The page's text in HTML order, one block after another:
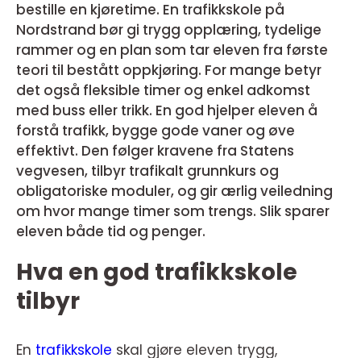
bestille en kjøretime. En trafikkskole på
Nordstrand bør gi trygg opplæring, tydelige
rammer og en plan som tar eleven fra første
teori til bestått oppkjøring. For mange betyr
det også fleksible timer og enkel adkomst
med buss eller trikk. En god hjelper eleven å
forstå trafikk, bygge gode vaner og øve
effektivt. Den følger kravene fra Statens
vegvesen, tilbyr trafikalt grunnkurs og
obligatoriske moduler, og gir ærlig veiledning
om hvor mange timer som trengs. Slik sparer
eleven både tid og penger.
Hva en god trafikkskole
tilbyr
En trafikkskole skal gjøre eleven trygg,